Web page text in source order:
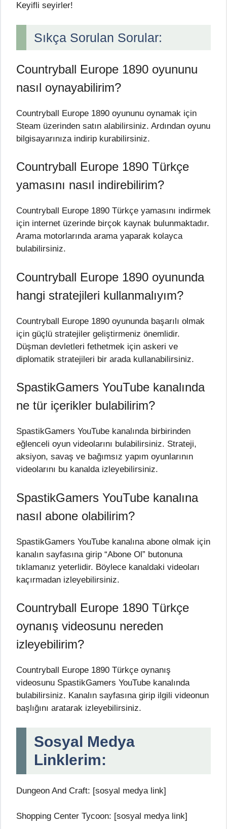
Keyifli seyirler!
Sıkça Sorulan Sorular:
Countryball Europe 1890 oyununu
nasıl oynayabilirim?
Countryball Europe 1890 oyununu oynamak için
Steam üzerinden satın alabilirsiniz. Ardından oyunu
bilgisayarınıza indirip kurabilirsiniz.
Countryball Europe 1890 Türkçe
yamasını nasıl indirebilirim?
Countryball Europe 1890 Türkçe yamasını indirmek
için internet üzerinde birçok kaynak bulunmaktadır.
Arama motorlarında arama yaparak kolayca
bulabilirsiniz.
Countryball Europe 1890 oyununda
hangi stratejileri kullanmalıyım?
Countryball Europe 1890 oyununda başarılı olmak
için güçlü stratejiler geliştirmeniz önemlidir.
Düşman devletleri fethetmek için askeri ve
diplomatik stratejileri bir arada kullanabilirsiniz.
SpastikGamers YouTube kanalında
ne tür içerikler bulabilirim?
SpastikGamers YouTube kanalında birbirinden
eğlenceli oyun videolarını bulabilirsiniz. Strateji,
aksiyon, savaş ve bağımsız yapım oyunlarının
videolarını bu kanalda izleyebilirsiniz.
SpastikGamers YouTube kanalına
nasıl abone olabilirim?
SpastikGamers YouTube kanalına abone olmak için
kanalın sayfasına girip “Abone Ol” butonuna
tıklamanız yeterlidir. Böylece kanaldaki videoları
kaçırmadan izleyebilirsiniz.
Countryball Europe 1890 Türkçe
oynanış videosunu nereden
izleyebilirim?
Countryball Europe 1890 Türkçe oynanış
videosunu SpastikGamers YouTube kanalında
bulabilirsiniz. Kanalın sayfasına girip ilgili videonun
başlığını aratarak izleyebilirsiniz.
Sosyal Medya
Linklerim:
Dungeon And Craft: [sosyal medya link]
Shopping Center Tycoon: [sosyal medya link]